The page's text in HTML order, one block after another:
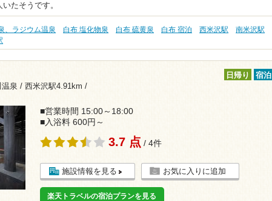
たそうです。
、ラジウム温泉 白布 塩化物泉 白布 硫黄泉 白布 宿泊 西米沢駅
南米沢駅
温泉 / 西米沢駅4.91km /
日帰り 宿泊
■営業時間 15:00～18:00
■入浴料 600円～
3.7 点 / 4件
施設情報を見る お気に入りに追加
楽天トラベルの宿泊プランを見る